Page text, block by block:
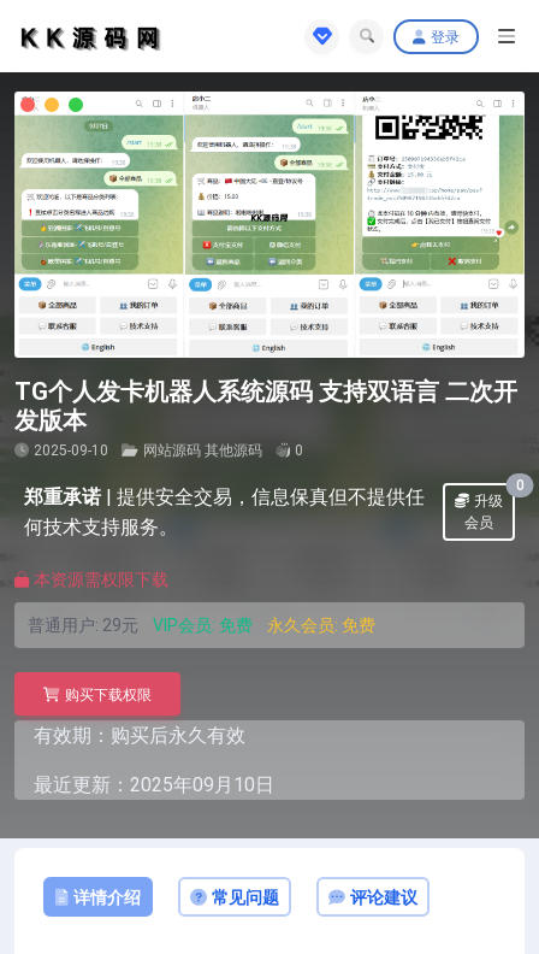
登录
TG个人发卡机器人系统源码 支持双语言 二次开
发版本
2025-09-10 网站源码 其他源码 0
郑重承诺
提供安全交易，信息保真但不提供任
何技术支持服务。
升级
会员
0
本资源需权限下载
普通用户: 29元 VIP会员: 免费 永久会员: 免费
购买下载权限
有效期：购买后永久有效
最近更新：2025年09月10日
详情介绍 常见问题 评论建议